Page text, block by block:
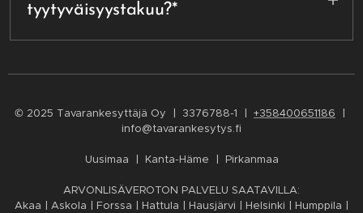
päätöksentekokyky ja jaksaminen heikkenee 6
tunnin jälkeen, jolloin ei välttämättä ole järkeä
rajallinen kyky tehdä päätöksiä saman päivän
varattu samalle päivälle.
tyytyväisyystakuu?*
suorittanut oman osuutensa (on palvelun aikana
läsnä jos näin on sovittu, pysyy
tavaroiden suhteen, annetut lähtötiedot
tilanteesta on totuudenmukaiset) eikä yllättävää
tavaraa löydy, jonka käsittelyyn menee runsaasti
© 2025 Tavarankesyttäjä Oy | 3376788-1 | +358400651186 |
info@tavarankesytys.fi
Uusimaa | Kanta-Häme | Pirkanmaa
ARVONLISÄVEROTON PALVELU SAATAVILLA:
Akaa | Askola | Forssa | Hattula | Hausjärvi | Helsinki | Humppila |